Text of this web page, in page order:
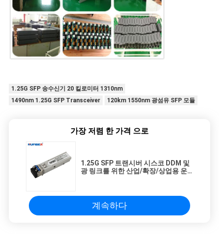
1.25G SFP 송수신기 20 킬로미터 1310nm
1490nm 1.25G SFP Transceiver
120km 1550nm 광섬유 SFP 모듈
가장 저렴 한 가격 으로
1.25G SFP 트랜시버 시스코 DDM 및
광 링크를 위한 산업/확장/상업용 운
계속하다